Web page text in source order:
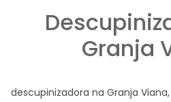
Granja
descupinizadora na Granja